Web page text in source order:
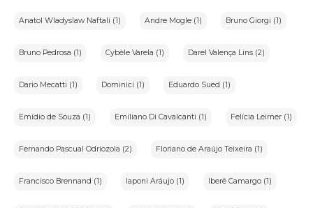
Anatol Wladyslaw Naftali (1) Andre Mogle (1) Bruno Giorgi (1)
Bruno Pedrosa (1) Cybèle Varela (1) Darel Valença Lins (2)
Dario Mecatti (1) Dominici (1) Eduardo Sued (1)
Emídio de Souza (1) Emiliano Di Cavalcanti (1) Felícia Leirner (1)
Fernando Pascual Odriozola (2) Floriano de Araújo Teixeira (1)
Francisco Brennand (1) Iaponi Aráujo (1) Iberê Camargo (1)